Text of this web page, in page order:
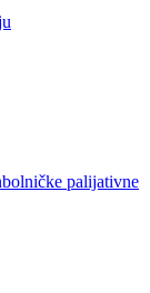
palijativne